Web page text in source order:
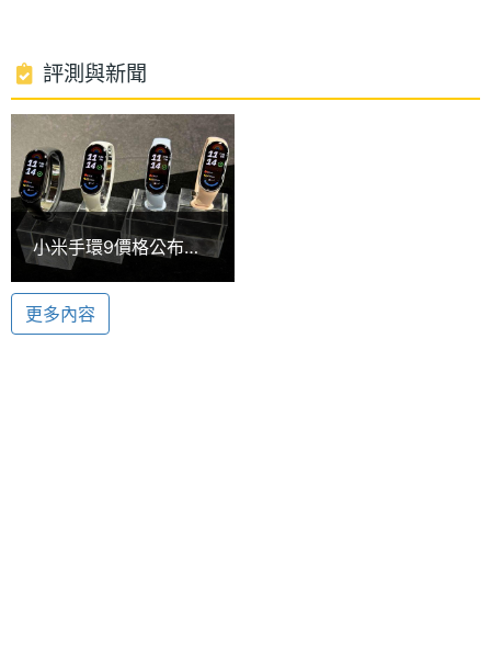
獨立防漏音系統
Xiaomi 開放式耳機搭載全新獨立防漏音系統，除了傳
統聲學防漏音結構之外，並新增獨立 Φ10mm 防漏音
發聲單元，主動發出反相聲波，大幅提升通話私密
性。通話部分擁有 AI 通話降噪，透過雙麥克風陣列結
構與 AI 降噪演算法，呈現更清晰的通話效果。具備音
訊共享、多裝置切換。續航方面，單耳機擁有最高 7.5
小時連續音樂播放時間，搭配充電盒，最高可達 38.5
連接與應用
藍牙 Yes
藍牙版
本
5.3
配戴感
應功能
Yes
自動重
評測與新聞
小米手環9價格公布！
Xiaomi Buds 5與開放
式藍牙耳機同步上市
更多內容